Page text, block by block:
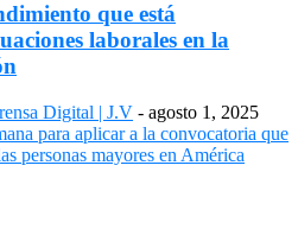
que está
laborales en la
Digital | J.V - agosto 1, 2025